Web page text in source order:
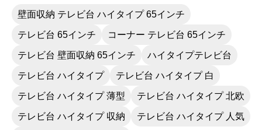
壁面収納 テレビ台 ハイタイプ 65インチ
テレビ台 65インチ コーナー テレビ台 65インチ
テレビ台 壁面収納 65インチ ハイタイプテレビ台
テレビ台 ハイタイプ テレビ台 ハイタイプ 白
テレビ台 ハイタイプ 薄型 テレビ台 ハイタイプ 北欧
テレビ台 ハイタイプ 収納 テレビ台 ハイタイプ 人気